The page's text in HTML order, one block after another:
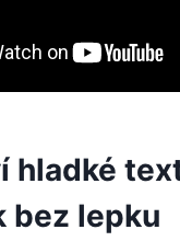
hladké
bez lepku